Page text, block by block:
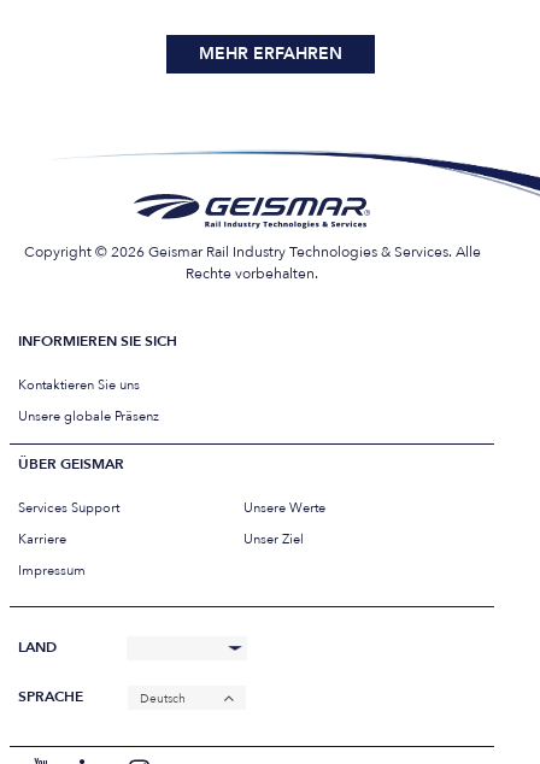
MEHR ERFAHREN
Copyright © 2026 Geismar Rail Industry Technologies & Services. Alle
Rechte vorbehalten.
INFORMIEREN SIE SICH
Kontaktieren Sie uns
Unsere globale Präsenz
ÜBER GEISMAR
Services Support
Unsere Werte
Karriere
Unser Ziel
Impressum
LAND
SPRACHE Deutsch